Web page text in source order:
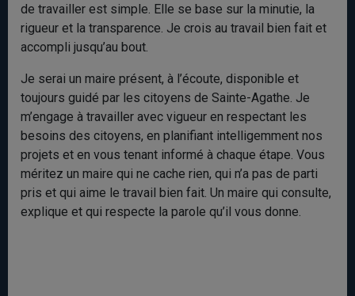
de travailler est simple. Elle se base sur la minutie, la
rigueur et la transparence. Je crois au travail bien fait et
accompli jusqu’au bout.
Je serai un maire présent, à l’écoute, disponible et
toujours guidé par les citoyens de Sainte-Agathe. Je
m’engage à travailler avec vigueur en respectant les
besoins des citoyens, en planifiant intelligemment nos
projets et en vous tenant informé à chaque étape. Vous
méritez un maire qui ne cache rien, qui n’a pas de parti
pris et qui aime le travail bien fait. Un maire qui consulte,
explique et qui respecte la parole qu’il vous donne.